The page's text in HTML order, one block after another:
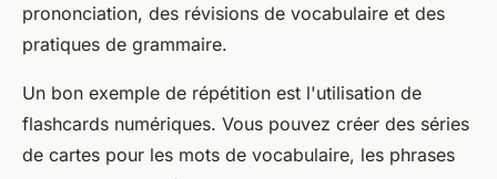
prononciation, des révisions de vocabulaire et des
pratiques de grammaire.
Un bon exemple de répétition est l'utilisation de
flashcards numériques. Vous pouvez créer des séries
de cartes pour les mots de vocabulaire, les phrases